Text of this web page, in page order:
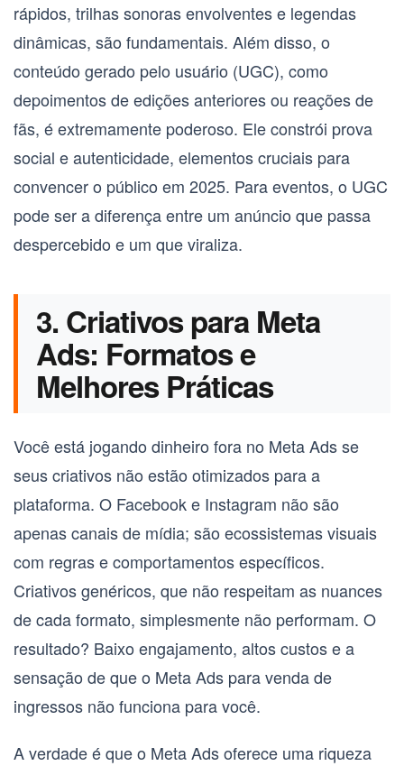
rápidos, trilhas sonoras envolventes e legendas
dinâmicas, são fundamentais. Além disso, o
conteúdo gerado pelo usuário (UGC), como
depoimentos de edições anteriores ou reações de
fãs, é extremamente poderoso. Ele constrói prova
social e autenticidade, elementos cruciais para
convencer o público em 2025. Para eventos, o UGC
pode ser a diferença entre um anúncio que passa
despercebido e um que viraliza.
3. Criativos para Meta
Ads: Formatos e
Melhores Práticas
Você está jogando dinheiro fora no Meta Ads se
seus criativos não estão otimizados para a
plataforma. O Facebook e Instagram não são
apenas canais de mídia; são ecossistemas visuais
com regras e comportamentos específicos.
Criativos genéricos, que não respeitam as nuances
de cada formato, simplesmente não performam. O
resultado? Baixo engajamento, altos custos e a
sensação de que o Meta Ads para venda de
ingressos não funciona para você.
A verdade é que o Meta Ads oferece uma riqueza